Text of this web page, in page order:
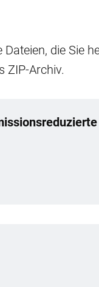
die Sie
ZIP-Archiv.